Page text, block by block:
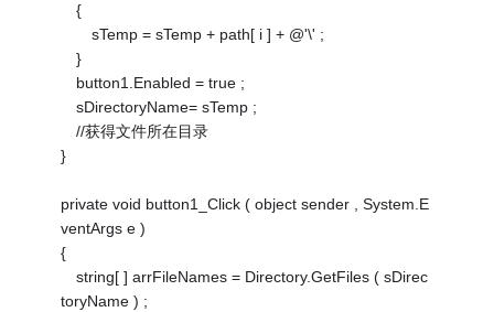
{
sTemp = sTemp + path[ i ] + @'\' ;
}
button1.Enabled = true ;
sDirectoryName= sTemp ;
//获得文件所在目录
}
private void button1_Click ( object sender , System.E
ventArgs e )
{
string[ ] arrFileNames = Directory.GetFiles ( sDirec
toryName ) ;